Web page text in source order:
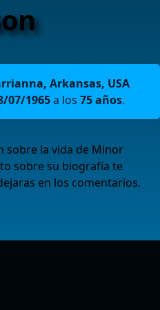
Arkansas, USA
07/1965a los 75 años.
sobre la vida de Minor
sobre su biografía te
en los comentarios.